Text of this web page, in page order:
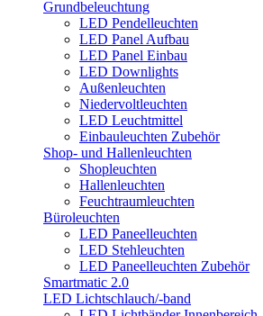
Grundbeleuchtung
LED Pendelleuchten
LED Panel Aufbau
LED Panel Einbau
LED Downlights
Außenleuchten
Niedervoltleuchten
LED Leuchtmittel
Einbauleuchten Zubehör
Shop- und Hallenleuchten
Shopleuchten
Hallenleuchten
Feuchtraumleuchten
Büroleuchten
LED Paneelleuchten
LED Stehleuchten
LED Paneelleuchten Zubehör
Smartmatic 2.0
LED Lichtschlauch/-band